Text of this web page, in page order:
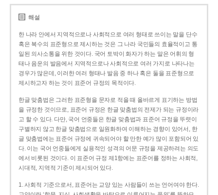
해설
한 나라 안에서 지역적으로나 사회적으로 여러 형태로 쓰이는 말을 단수
혹은 복수의 표준형으로 제시하는 것은 그 나라 국민들의 효율적이고 통
일된 의사소통을 위한 것이다. 국어 토박이 화자가 하는 말은 어휘의 형
태나 음운의 발음에서 지역적으로나 사회적으로 여러 가지로 나타나는
경우가 많은데, 이러한 여러 형태나 발음 중 하나 혹은 둘을 표준형으로
제시하고자 하는 것이 표준어 규정의 목적이다.
한글 맞춤법은 그러한 표준형을 문자로 적을 때 올바르게 표기하는 방법
을 규정한 것이므로, 표준어 규정은 한글 맞춤법의 전제가 되는 규정이라
고 할 수 있다. 다만, 국어 언중들은 한글 맞춤법과 표준어 규정을 뚜렷이
구별하지 않고 한글 맞춤법으로 일원화하여 이해하는 경향이 있어서, 한
글 맞춤법에는 표준어 규정에 귀속되어야 할 만한 예가 많이 포함되어 있
다. 이는 국어 언중들에게 실용적인 성격의 어문 규정을 제공하려는 의도
에서 비롯된 것이다. 이 표준어 규정 제1항에는 표준어를 정하는 사회적,
시대적, 지역적 기준이 제시되어 있다.
1. 사회적 기준으로서, 표준어는 교양 있는 사람들이 쓰는 언어여야 한다.